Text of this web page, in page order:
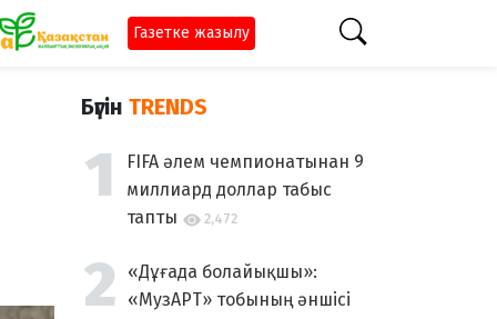
Газетке жазылу
Бүгін TRENDS
FIFA әлем чемпионатынан 9
миллиард доллар табыс
тапты
2,472
«Дұғада болайықшы»:
«МузАРТ» тобының әншісі